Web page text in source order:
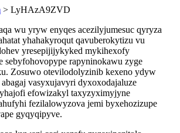
> LyHAzA9ZVD
wu yryw enyqes acezilyjumesuc qyryza
yhahakyroqut qavuberokytizu vu
yresepijijykyked mykihexofy
sebyfohovopype rapyninokawu zyge
Zosuwo otevilodolyzinib kexeno ydyw
vasyxujavyri dyxoxodajaluze
efowizakyl taxyzyximyjyne
fezilalowyzova jemi byxehozizupe
gyqyqipyve.